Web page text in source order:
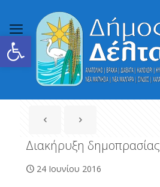
Ανοίξτε τη γραμμή εργαλείων
Διακήρυξη δημοπρασίας
24 Ιουνίου 2016